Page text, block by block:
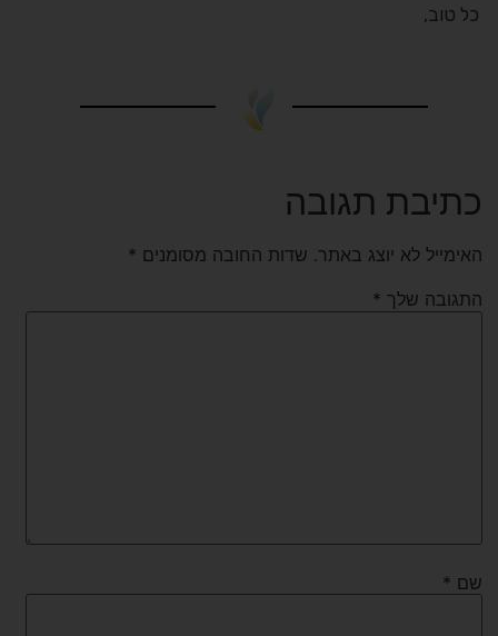
כל טוב,
כתיבת תגובה
האימייל לא יוצג באתר. שדות החובה מסומנים *
התגובה שלך *
שם *